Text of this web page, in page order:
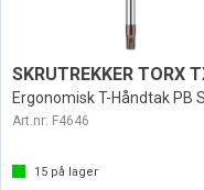
Art.nr: F4646
15 på lager